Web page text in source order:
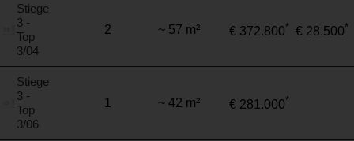
Stiege
3 -
Top
3/04
2 ~ 57 m² € 372.800* € 28.500*
Stiege
3 -
Top
3/06
1 ~ 42 m² € 281.000*